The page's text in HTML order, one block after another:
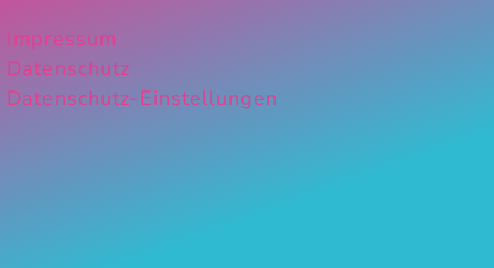
Impressum
Datenschutz
Datenschutz-Einstellungen